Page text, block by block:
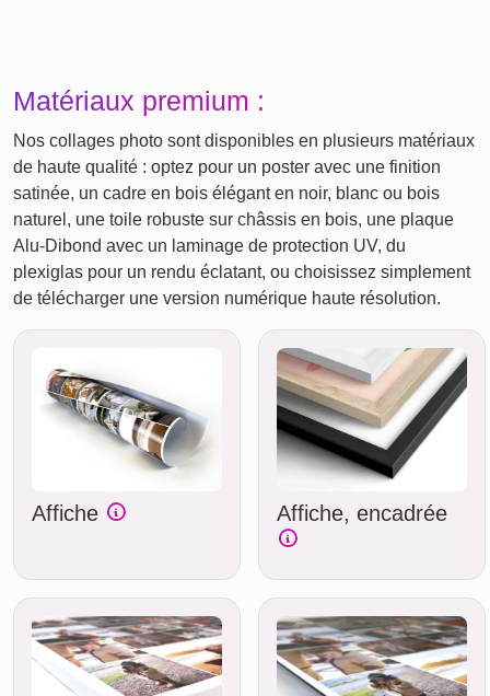
Matériaux premium :
Nos collages photo sont disponibles en plusieurs matériaux
de haute qualité : optez pour un poster avec une finition
satinée, un cadre en bois élégant en noir, blanc ou bois
naturel, une toile robuste sur châssis en bois, une plaque
Alu-Dibond avec un laminage de protection UV, du
plexiglas pour un rendu éclatant, ou choisissez simplement
de télécharger une version numérique haute résolution.
Affiche Affiche, encadrée